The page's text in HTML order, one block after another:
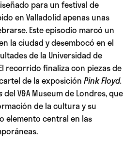
para un festival de
en Valladolid apenas unas
Este episodio marcó un
la ciudad y desembocó en el
de la Universidad de
recorrido finaliza con piezas de
de la exposición Pink Floyd.
del V&A Museum de Londres, que
de la cultura y su
elemento central en las